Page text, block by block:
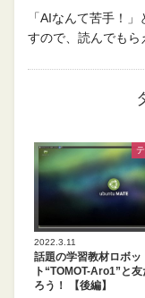
「AIなんて苦手！
すので、読んでもら
2022.3.11
話題の学習教材ロボッ
ト“TOMOT-Aro1”と
ろう！ 【後編】